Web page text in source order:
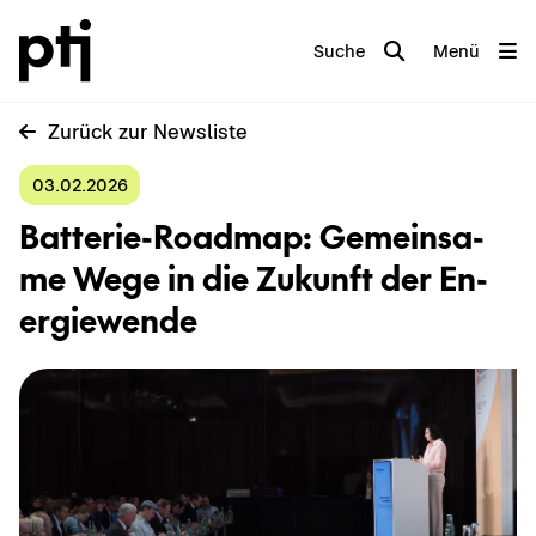
Suche Menü
Zu­rück zur News­lis­te
03.02.2026
Batterie-​Roadmap: Ge­mein­sa­
me Wege in die Zu­kunft der En­
er­gie­wen­de